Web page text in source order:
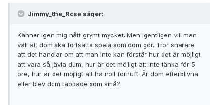
Jimmy_the_Rose säger:
Känner igen mig nått grymt mycket. Men igentligen vill man
väll att dom ska fortsätta spela som dom gör. Tror snarare
att det handlar om att man inte kan förstår hur det är möjligt
att vara så jävla dum, hur är det möjligt att inte tänka för 5
öre, hur är det möjligt att ha noll förnuft. Är dom efterblivna
eller blev dom tappade som små?